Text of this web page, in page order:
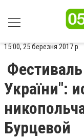
15:00, 25 березня 2017 р.
України":
Бурцевой